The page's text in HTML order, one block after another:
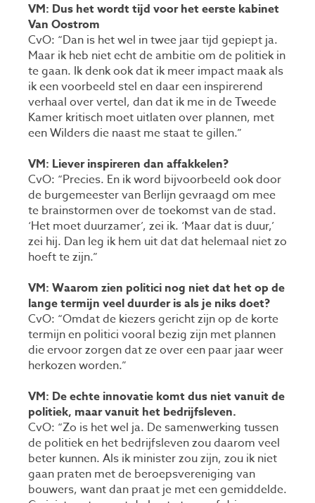
VM: Dus het wordt tijd voor het eerste kabinet
Van Oostrom
CvO: “Dan is het wel in twee jaar tijd gepiept ja.
Maar ik heb niet echt de ambitie om de politiek in
te gaan. Ik denk ook dat ik meer impact maak als
ik een voorbeeld stel en daar een inspirerend
verhaal over vertel, dan dat ik me in de Tweede
Kamer kritisch moet uitlaten over plannen, met
een Wilders die naast me staat te gillen.”
VM: Liever inspireren dan affakkelen?
CvO: “Precies. En ik word bijvoorbeeld ook door
de burgemeester van Berlijn gevraagd om mee
te brainstormen over de toekomst van de stad.
‘Het moet duurzamer’, zei ik. ‘Maar dat is duur,’
zei hij. Dan leg ik hem uit dat dat helemaal niet zo
hoeft te zijn.”
VM: Waarom zien politici nog niet dat het op de
lange termijn veel duurder is als je niks doet?
CvO: “Omdat de kiezers gericht zijn op de korte
termijn en politici vooral bezig zijn met plannen
die ervoor zorgen dat ze over een paar jaar weer
herkozen worden.”
VM: De echte innovatie komt dus niet vanuit de
politiek, maar vanuit het bedrijfsleven.
CvO: “Zo is het wel ja. De samenwerking tussen
de politiek en het bedrijfsleven zou daarom veel
beter kunnen. Als ik minister zou zijn, zou ik niet
gaan praten met de beroepsvereniging van
bouwers, want dan praat je met een gemiddelde.